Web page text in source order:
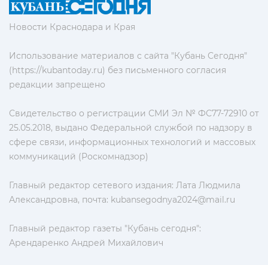
Новости Краснодара и Края
Использование материалов с сайта "Кубань Сегодня"
(https://kubantoday.ru) без письменного согласия
редакции запрещено
Свидетельство о регистрации СМИ Эл № ФС77-72910 от
25.05.2018, выдано Федеральной службой по надзору в
сфере связи, информационных технологий и массовых
коммуникаций (Роскомнадзор)
Главный редактор сетевого издания: Лата Людмила
Александровна, почта: kubansegodnya2024@mail.ru
Главный редактор газеты "Кубань сегодня":
Арендаренко Андрей Михайлович